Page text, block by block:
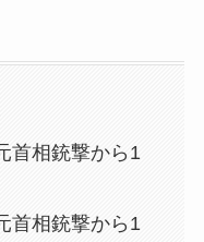
首相銃撃から1
首相銃撃から1